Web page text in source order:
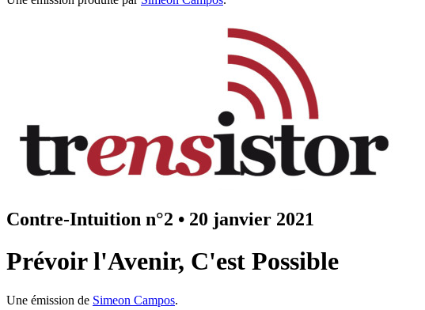
Contre-Intuition n°2 • 20 janvier 2021
Prévoir l'Avenir, C'est Possible
Une émission de Simeon Campos.